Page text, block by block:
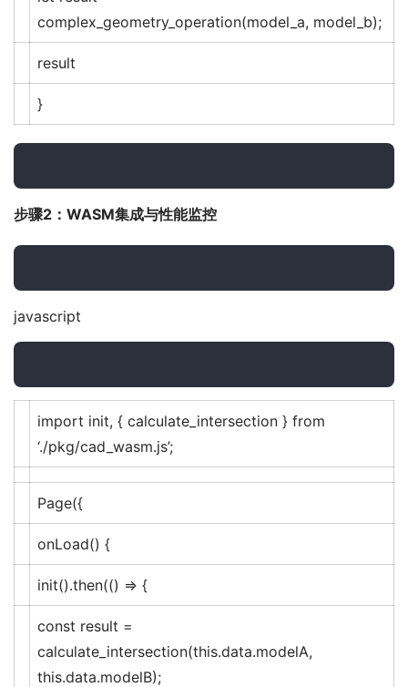
complex_geometry_operation(model_a, model_b);
result
}
步骤2：WASM集成与性能监控
javascript
import init, { calculate_intersection } from
‘./pkg/cad_wasm.js’;
Page({
onLoad() {
init().then(() => {
const result =
calculate_intersection(this.data.modelA,
this.data.modelB);